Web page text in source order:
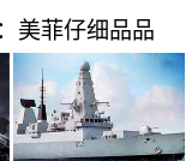
美菲仔细品品